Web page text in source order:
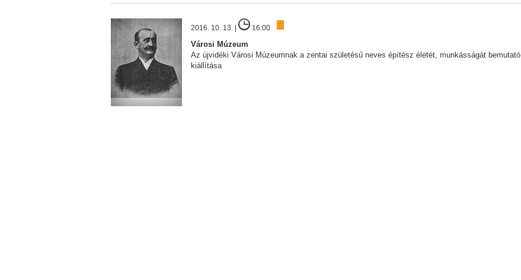
2016. 10. 13. | 16:00
Városi Múzeum
Az újvidéki Városi Múzeumnak a zentai születésű neves építész életét, munkásságát bemutató
kiállítása